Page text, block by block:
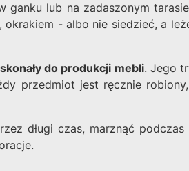
lub na zadaszonym
- albo nie siedzieć, a
do produkcji mebli. Jego
przedmiot jest ręcznie
długi czas, marznąć